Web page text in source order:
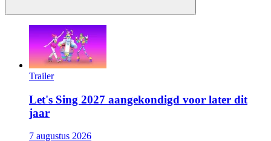
Trailer
Let's Sing 2027 aangekondigd voor later dit
jaar
7 augustus 2026